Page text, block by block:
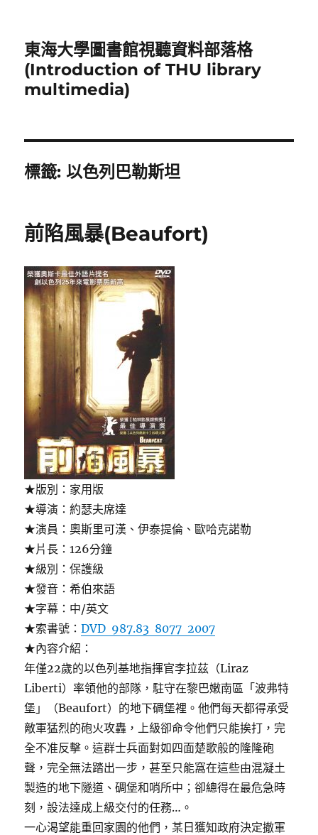
東海大學圖書館視聽資料部落格
(Introduction of THU library
multimedia)
標籤:以色列巴勒斯坦
前陷風暴(Beaufort)
★版別：家用版
★導演：約瑟夫席達
★演員：奧斯里可漢、伊泰提倫、歐哈克諾勒
★片長：126分鐘
★級別：保護級
★發音：希伯來語
★字幕：中/英文
★索書號：DVD 987.83 8077 2007
★內容介紹：
年僅22歲的以色列基地指揮官李拉茲（Liraz
Liberti）率領他的部隊，駐守在黎巴嫩南區「波弗特
堡」（Beaufort）的地下碉堡裡。他們每天都得承受
敵軍猛烈的砲火攻轟，上級卻命令他們只能挨打，完
全不准反擊。這群士兵面對如四面楚歌般的隆隆砲
聲，完全無法踏出一步，甚至只能窩在這些由混凝土
製造的地下隧道、碉堡和哨所中；卻總得在最危急時
刻，設法達成上級交付的任務…。
一心渴望能重回家園的他們，某日獲知政府決定撤軍